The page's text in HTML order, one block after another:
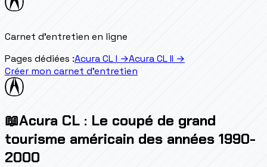
Carnet d'entretien en ligne
Pages dédiées :Acura CL I →Acura CL II →
Créer mon carnet d'entretien
📖Acura CL : Le coupé de grand
tourisme américain des années 1990-
2000